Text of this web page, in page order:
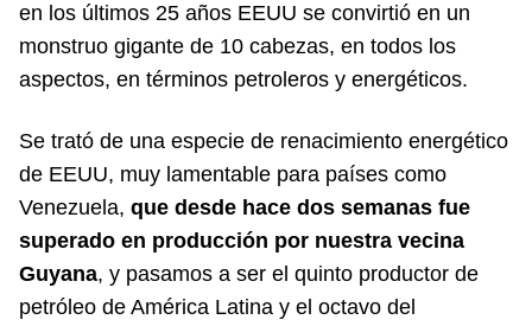
en los últimos 25 años EEUU se convirtió en un
monstruo gigante de 10 cabezas, en todos los
aspectos, en términos petroleros y energéticos.
Se trató de una especie de renacimiento energético
de EEUU, muy lamentable para países como
Venezuela, que desde hace dos semanas fue
superado en producción por nuestra vecina
Guyana, y pasamos a ser el quinto productor de
petróleo de América Latina y el octavo del